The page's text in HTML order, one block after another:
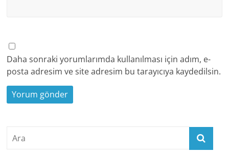
Daha sonraki yorumlarımda kullanılması için adım, e-
posta adresim ve site adresim bu tarayıcıya kaydedilsin.